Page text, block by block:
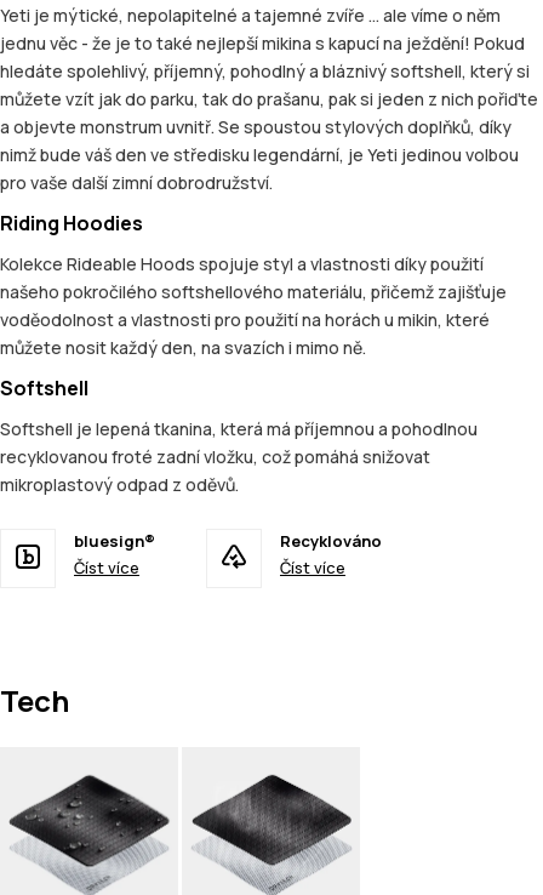
Yeti je mýtické, nepolapitelné a tajemné zvíře ... ale víme o něm
jednu věc - že je to také nejlepší mikina s kapucí na ježdění! Pokud
hledáte spolehlivý, příjemný, pohodlný a bláznivý softshell, který si
můžete vzít jak do parku, tak do prašanu, pak si jeden z nich pořiďte
a objevte monstrum uvnitř. Se spoustou stylových doplňků, díky
nimž bude váš den ve středisku legendární, je Yeti jedinou volbou
pro vaše další zimní dobrodružství.
Riding Hoodies
Kolekce Rideable Hoods spojuje styl a vlastnosti díky použití
našeho pokročilého softshellového materiálu, přičemž zajišťuje
voděodolnost a vlastnosti pro použití na horách u mikin, které
můžete nosit každý den, na svazích i mimo ně.
Softshell
Softshell je lepená tkanina, která má příjemnou a pohodlnou
recyklovanou froté zadní vložku, což pomáhá snižovat
mikroplastový odpad z oděvů.
bluesign®
Číst více
Recyklováno
Číst více
Tech